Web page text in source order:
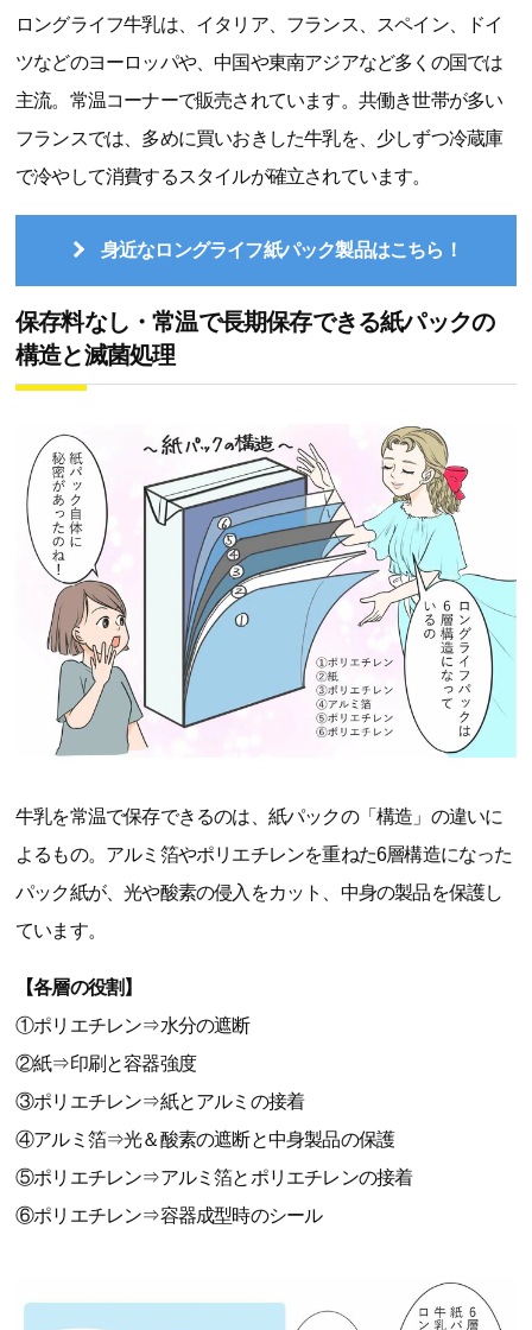
ロングライフ牛乳は、イタリア、フランス、スペイン、ドイ
ツなどのヨーロッパや、中国や東南アジアなど多くの国では
主流。常温コーナーで販売されています。共働き世帯が多い
フランスでは、多めに買いおきした牛乳を、少しずつ冷蔵庫
で冷やして消費するスタイルが確立されています。
身近なロングライフ紙パック製品はこちら！
保存料なし・常温で長期保存できる紙パックの
構造と滅菌処理
牛乳を常温で保存できるのは、紙パックの「構造」の違いに
よるもの。アルミ箔やポリエチレンを重ねた6層構造になった
パック紙が、光や酸素の侵入をカット、中身の製品を保護し
ています。
【各層の役割】
①ポリエチレン⇒水分の遮断
②紙⇒印刷と容器強度
③ポリエチレン⇒紙とアルミの接着
④アルミ箔⇒光＆酸素の遮断と中身製品の保護
⑤ポリエチレン⇒アルミ箔とポリエチレンの接着
⑥ポリエチレン⇒容器成型時のシール